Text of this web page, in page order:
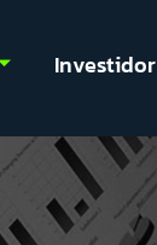
Investidor